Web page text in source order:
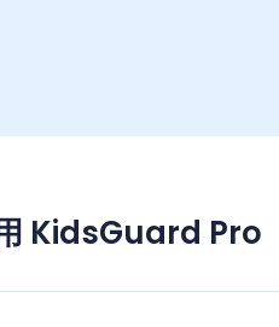
KidsGuard Pro